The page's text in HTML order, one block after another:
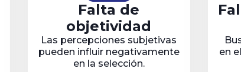
Falta de
objetividad
Las percepciones subjetivas
pueden influir negativamente
en la selección.
en